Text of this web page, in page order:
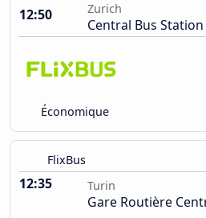
12:50
Zurich
Central Bus
Économique
FlixBus
12:35 Turin
Gare Routière